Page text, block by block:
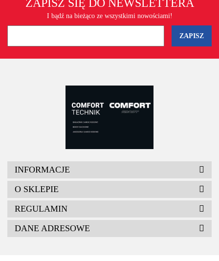
ZAPISZ SIĘ DO NEWSLETTERA
I bądź na bieżąco ze wszystkimi nowościami!
INFORMACJE
O SKLEPIE
REGULAMIN
DANE ADRESOWE